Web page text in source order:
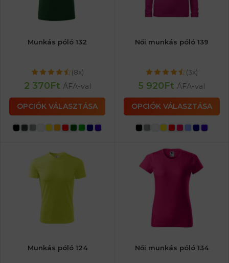
Munkás póló 132
(8x)
2 370Ft ÁFA-val
OPCIÓK VÁLASZTÁSA
Női munkás póló 139
(3x)
5 920Ft ÁFA-val
OPCIÓK VÁLASZTÁSA
Munkás póló 124 Női munkás póló 134